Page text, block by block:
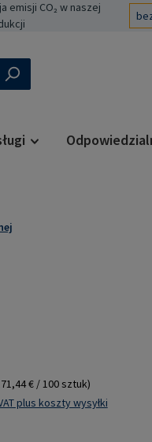
emisji CO₂ w naszej
€ / 100 sztuk)
plus koszty wysyłki